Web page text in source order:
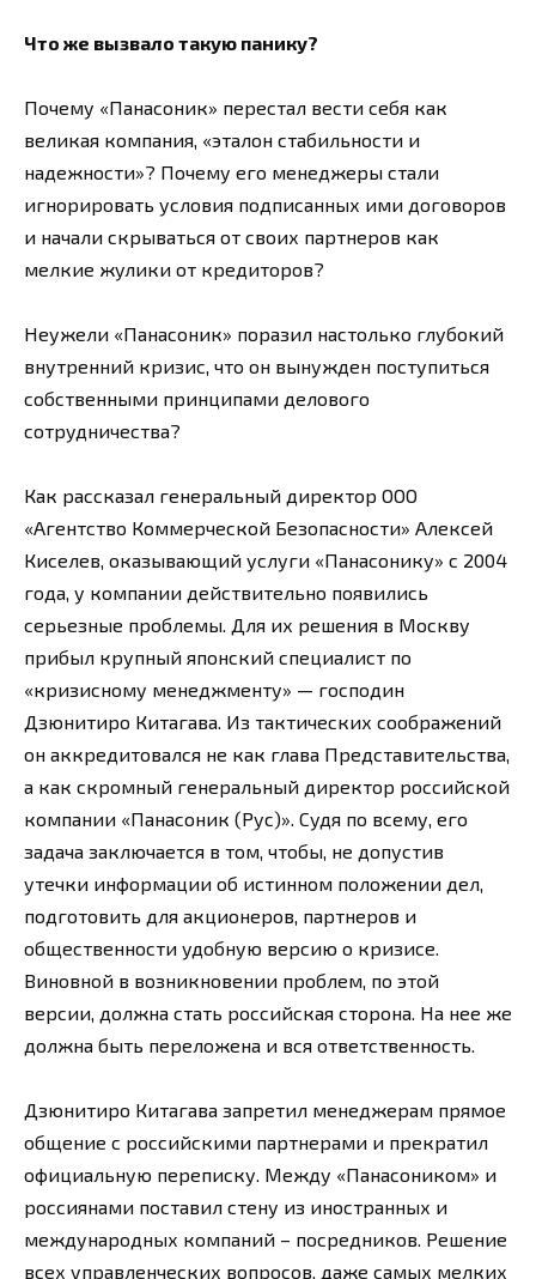
Что же вызвало такую панику?
Почему «Панасоник» перестал вести себя как
великая компания, «эталон стабильности и
надежности»? Почему его менеджеры стали
игнорировать условия подписанных ими договоров
и начали скрываться от своих партнеров как
мелкие жулики от кредиторов?
Неужели «Панасоник» поразил настолько глубокий
внутренний кризис, что он вынужден поступиться
собственными принципами делового
сотрудничества?
Как рассказал генеральный директор ООО
«Агентство Коммерческой Безопасности» Алексей
Киселев, оказывающий услуги «Панасонику» с 2004
года, у компании действительно появились
серьезные проблемы. Для их решения в Москву
прибыл крупный японский специалист по
«кризисному менеджменту» — господин
Дзюнитиро Китагава. Из тактических соображений
он аккредитовался не как глава Представительства,
а как скромный генеральный директор российской
компании «Панасоник (Рус)». Судя по всему, его
задача заключается в том, чтобы, не допустив
утечки информации об истинном положении дел,
подготовить для акционеров, партнеров и
общественности удобную версию о кризисе.
Виновной в возникновении проблем, по этой
версии, должна стать российская сторона. На нее же
должна быть переложена и вся ответственность.
Дзюнитиро Китагава запретил менеджерам прямое
общение с российскими партнерами и прекратил
официальную переписку. Между «Панасоником» и
россиянами поставил стену из иностранных и
международных компаний – посредников. Решение
всех управленческих вопросов, даже самых мелких